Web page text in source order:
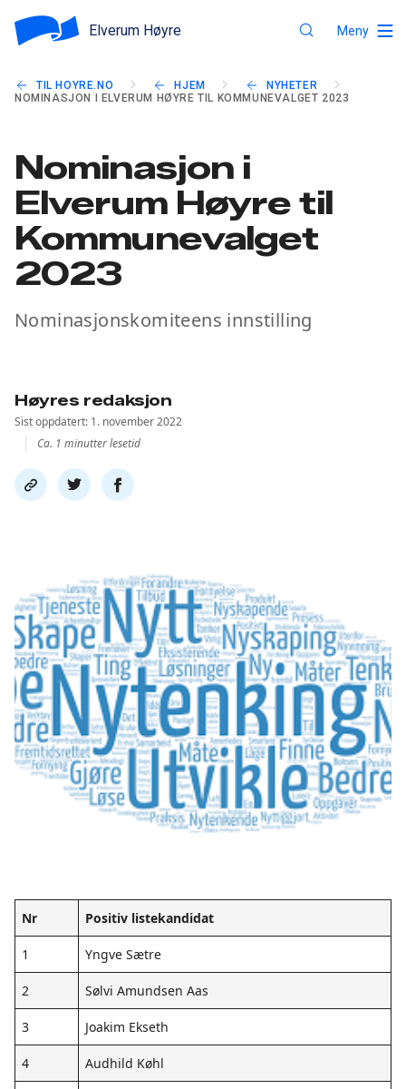
Elverum Høyre Meny
TIL HOYRE.NO HJEM
NYHETER
NOMINASJON I ELVERUM HØYRE TIL KOMMUNEVALGET 2023
Nominasjon i
Elverum Høyre til
Kommunevalget
2023
Nominasjonskomiteens innstilling
Høyres redaksjon
Sist oppdatert: 1. november 2022
Ca. 1 minutter lesetid
Del
link
Del
på
Del
på
Nr Positiv listekandidat
1 Yngve Sætre
2 Sølvi Amundsen Aas
3 Joakim Ekseth
4 Audhild Køhl